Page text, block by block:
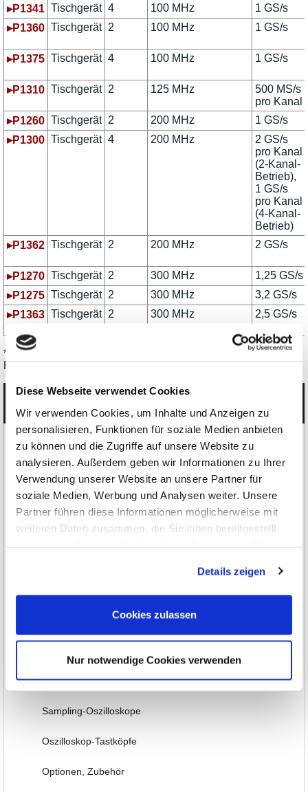
Diese Webseite verwendet Cookies
Wir verwenden Cookies, um Inhalte und Anzeigen zu
personalisieren, Funktionen für soziale Medien anbieten
zu können und die Zugriffe auf unsere Website zu
analysieren. Außerdem geben wir Informationen zu Ihrer
Verwendung unserer Website an unsere Partner für
soziale Medien, Werbung und Analysen weiter. Unsere
Partner führen diese Informationen möglicherweise mit
weiteren Daten zusammen, die Sie ihnen bereitgestellt
Details zeigen
Cookies zulassen
Nur notwendige Cookies verwenden
▸P1341 Tischgerät 4 100 MHz
1 GS/s
▸P1360 Tischgerät 2 100 MHz 1 GS/s
▸P1375 Tischgerät 4 100 MHz 1 GS/s
▸P1310 Tischgerät 2 125 MHz
500 MS/s
pro Kanal
▸P1260 Tischgerät 2 200 MHz
1 GS/s
▸P1300 Tischgerät 4 200 MHz
2 GS/s
pro Kanal
(2-Kanal-
Betrieb),
1 GS/s
pro Kanal
(4-Kanal-
Betrieb)
▸P1362 Tischgerät 2 200 MHz 2 GS/s
▸P1270 Tischgerät 2 300 MHz
1,25 GS/s
▸P1275 Tischgerät 2 300 MHz
3,2 GS/s
▸P1363 Tischgerät 2 300 MHz 2,5 GS/s
* Mixed-Signal-Modell mit 2 Analog- und 16 Digital-/Logik-
Kanälen.
Oszilloskope, Logik-Analyse
Tisch-Oszilloskope mit Display
Modular-Oszilloskope, USB, LAN, SoC
Oszilloskope bis 500MHz
Logik-Analyse, Mixed-Signal
Sampling-Oszilloskope
Oszilloskop-Tastköpfe
Optionen, Zubehör